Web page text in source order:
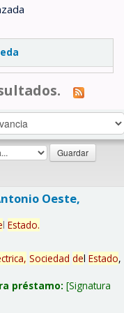
Oeste,
l Estado.
Sociedad del Estado,
préstamo: Signatura